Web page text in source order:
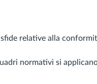
relative alla
normativi si